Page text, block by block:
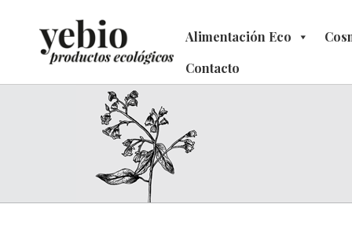
Alimentación Eco
Contacto
Alimentación Eco
Contacto